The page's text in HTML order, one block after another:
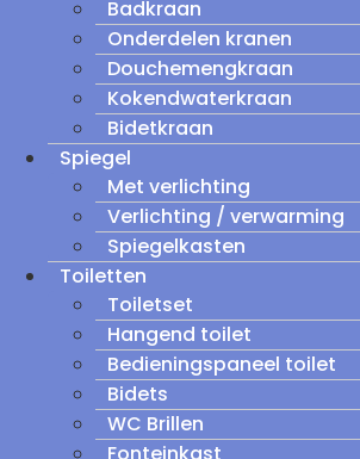
Badkraan
Onderdelen kranen
Douchemengkraan
Kokendwaterkraan
Bidetkraan
Spiegel
Met verlichting
Verlichting / verwarming
Spiegelkasten
Toiletten
Toiletset
Hangend toilet
Bedieningspaneel toilet
Bidets
WC Brillen
Fonteinkast